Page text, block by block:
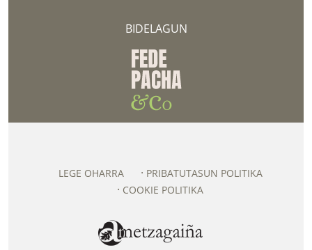
BIDELAGUN
LEGE OHARRA
PRIBATUTASUN POLITIKA
COOKIE POLITIKA